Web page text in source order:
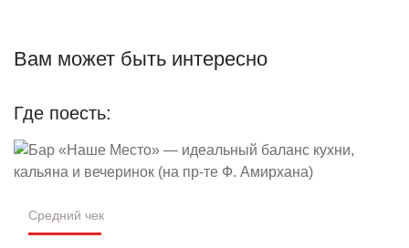
Вам может быть интересно
Где поесть:
Средний чек